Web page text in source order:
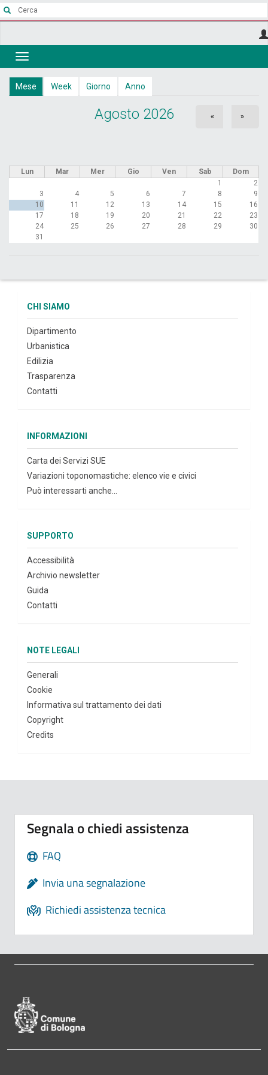
Salta
Toggle
navigation
Schede
Mese (scheda
attiva)
Week Giorno Anno
Agosto 2026 « »
Lun Mar Mer Gio Ven Sab
Dom
1
2
3
4 5 6 7 8
9
10
11 12 13 14 15
16
17
18 19 20 21 22
23
24
25 26 27 28 29
30
31
CHI SIAMO
Dipartimento
Urbanistica
Edilizia
Trasparenza
Contatti
INFORMAZIONI
Carta dei Servizi SUE
Variazioni toponomastiche: elenco vie e civici
Può interessarti anche...
SUPPORTO
Accessibilità
Archivio newsletter
Guida
Contatti
NOTE LEGALI
Generali
Cookie
Informativa sul trattamento dei dati
Copyright
Credits
Segnala o chiedi assistenza
FAQ
Invia una segnalazione
Richiedi assistenza tecnica